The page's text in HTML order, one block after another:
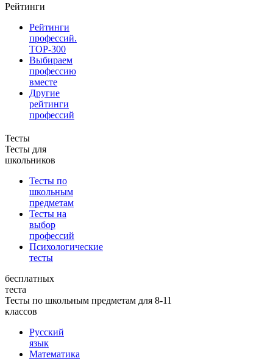
Рейтинги
Рейтинги
профессий.
TOP-300
Выбираем
профессию
вместе
Другие
рейтинги
профессий
Тесты
Тесты для
школьников
Тесты по
школьным
предметам
Тесты на
выбор
профессий
Психологические
тесты
бесплатных
теста
Тесты по школьным предметам для 8-11
классов
Русский
язык
Математика